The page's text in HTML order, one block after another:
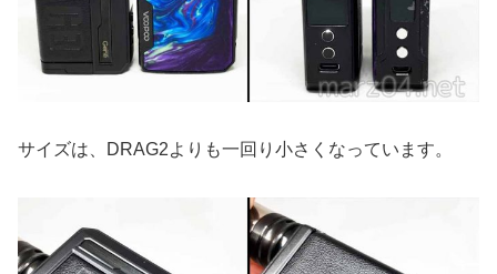
サイズは、DRAG2よりも一回り小さくなっています。